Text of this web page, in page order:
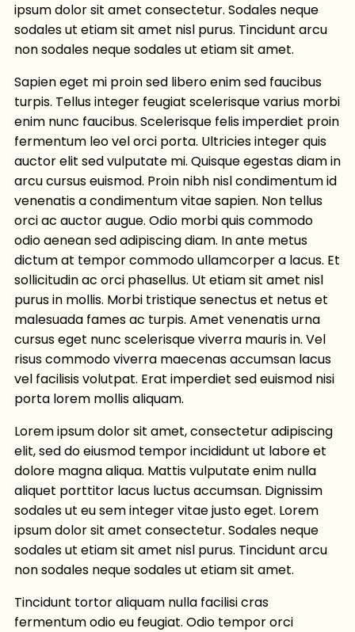
ipsum dolor sit amet consectetur. Sodales neque
sodales ut etiam sit amet nisl purus. Tincidunt arcu
non sodales neque sodales ut etiam sit amet.
Sapien eget mi proin sed libero enim sed faucibus
turpis. Tellus integer feugiat scelerisque varius morbi
enim nunc faucibus. Scelerisque felis imperdiet proin
fermentum leo vel orci porta. Ultricies integer quis
auctor elit sed vulputate mi. Quisque egestas diam in
arcu cursus euismod. Proin nibh nisl condimentum id
venenatis a condimentum vitae sapien. Non tellus
orci ac auctor augue. Odio morbi quis commodo
odio aenean sed adipiscing diam. In ante metus
dictum at tempor commodo ullamcorper a lacus. Et
sollicitudin ac orci phasellus. Ut etiam sit amet nisl
purus in mollis. Morbi tristique senectus et netus et
malesuada fames ac turpis. Amet venenatis urna
cursus eget nunc scelerisque viverra mauris in. Vel
risus commodo viverra maecenas accumsan lacus
vel facilisis volutpat. Erat imperdiet sed euismod nisi
porta lorem mollis aliquam.
Lorem ipsum dolor sit amet, consectetur adipiscing
elit, sed do eiusmod tempor incididunt ut labore et
dolore magna aliqua. Mattis vulputate enim nulla
aliquet porttitor lacus luctus accumsan. Dignissim
sodales ut eu sem integer vitae justo eget. Lorem
ipsum dolor sit amet consectetur. Sodales neque
sodales ut etiam sit amet nisl purus. Tincidunt arcu
non sodales neque sodales ut etiam sit amet.
Tincidunt tortor aliquam nulla facilisi cras
fermentum odio eu feugiat. Odio tempor orci